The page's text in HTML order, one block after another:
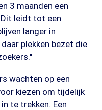
3 maanden een
leidt tot een
langer in
plekken bezet die
wachten op een
kiezen om tijdelijk
te trekken. Een